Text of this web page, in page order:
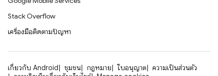
Stack Overflow
เครื่องมือติดตามปัญหา
เกี่ยวกับ Android ชุมชน กฎหมาย ใบอนุญาต
ความเป็นส่วนตัว